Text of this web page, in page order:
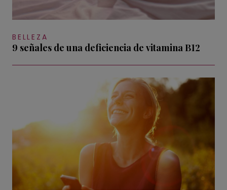
BELLEZA
9 señales de una deficiencia de vitamina B12